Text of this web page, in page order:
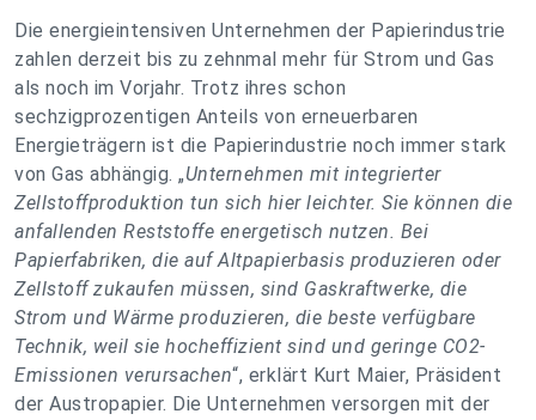
Die energieintensiven Unternehmen der Papierindustrie
zahlen derzeit bis zu zehnmal mehr für Strom und Gas
als noch im Vorjahr. Trotz ihres schon
sechzigprozentigen Anteils von erneuerbaren
Energieträgern ist die Papierindustrie noch immer stark
von Gas abhängig. „Unternehmen mit integrierter
Zellstoffproduktion tun sich hier leichter. Sie können die
anfallenden Reststoffe energetisch nutzen. Bei
Papierfabriken, die auf Altpapierbasis produzieren oder
Zellstoff zukaufen müssen, sind Gaskraftwerke, die
Strom und Wärme produzieren, die beste verfügbare
Technik, weil sie hocheffizient sind und geringe CO2-
Emissionen verursachen“, erklärt Kurt Maier, Präsident
der Austropapier. Die Unternehmen versorgen mit der